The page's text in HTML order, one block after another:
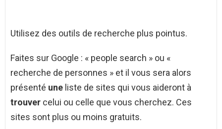
Utilisez des outils de recherche plus pointus.
Faites sur Google : « people search » ou «
recherche de personnes » et il vous sera alors
présenté une liste de sites qui vous aideront à
trouver celui ou celle que vous cherchez. Ces
sites sont plus ou moins gratuits.